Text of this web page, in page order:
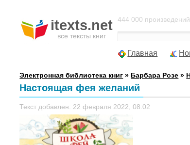
itexts.net
все тексты книг
444 000
Главная
Электронная библиотека книг » Барбара Розе »
Настоящая фея желаний
Текст добавлен: 22 февраля 2022, 08:02